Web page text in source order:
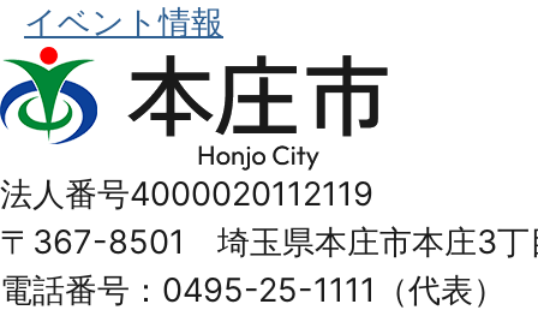
イベント情報
本
庄
Honjo
City
法人番号4000020112119
〒367-8501 埼玉県本庄市本庄3丁
電話番号：0495-25-1111（代表）